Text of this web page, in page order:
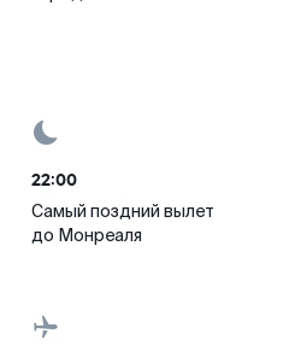
22:00
Самый поздний вылет
до Монреаля